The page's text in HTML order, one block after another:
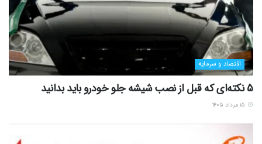
اقتصاد و سرمایه
5 نکته‌ای که قبل از نصب شیشه جلو خودرو باید بدانید